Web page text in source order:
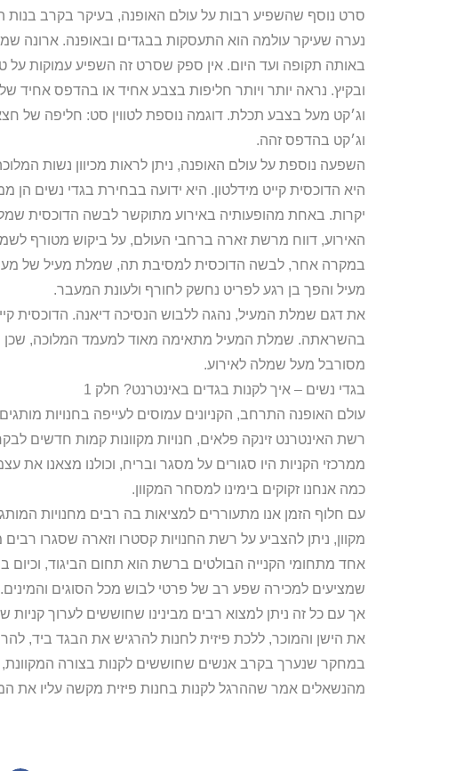
נערה שעיקר עולמה הוא התעסקות בבגדים ובאופנה. ארונה
באותה תקופה ועד היום. אין ספק שסרט זה השפיע עמוקות על
ובקיץ. נראה יותר ויותר חליפות בצבע אחיד או בהדפס אחיד
וג׳קט מעל בצבע תכלת. דוגמה נוספת לטווין סט: חליפה של
וג׳קט בהדפס זהה.
השפעה נוספת על עולם האופנה, ניתן לראות מכיוון נשות
היא הדוכסית קייט מידלטון. היא ידועה בבחירת בגדי נשים הן
יקרות. באחת מהופעותיה באירוע מתוקשר לבשה הדוכסית
האירוע, דווח מרשת זארה ברחבי העולם, על ביקוש מטורף
במקרה אחר, לבשה הדוכסית למסיבת תה, שמלת מעיל של
מעיל והפך בן רגע לפריט נחשק לחורף ולעונת המעבר.
את דגם שמלת המעיל, נהגה ללבוש הנסיכה דיאנה. הדוכסית
בהשראתה. שמלת המעיל מתאימה מאוד למעמד המלוכה, שכן
מסורבל מעל שמלה לאירוע.
בגדי נשים – איך לקנות בגדים באינטרנט? חלק 1
עולם האופנה התרחב, הקניונים עמוסים לעייפה בחנויות
רשת האינטרנט זינקה פלאים, חנויות מקוונות קמות חדשים
כמה אנחנו זקוקים בימינו למסחר המקוון.
עם חלוף הזמן אנו מתעוררים למציאות בה רבים מחנויות
מקוון, ניתן להצביע על רשת החנויות קסטרו וזארה שסגרו
אחד מתחומי הקנייה הבולטים ברשת הוא תחום הביגוד, וכיום
שמציעים למכירה שפע רב של פרטי לבוש מכל הסוגים והמינים.
אך עם כל זה ניתן למצוא רבים מבינינו שחוששים לערוך
את הישן והמוכר, ללכת פיזית לחנות להרגיש את הבגד ביד,
במחקר שנערך בקרב אנשים שחוששים לקנות בצורה המקוונת,
מהנשאלים אמר שההרגל לקנות בחנות פיזית מקשה עליו את